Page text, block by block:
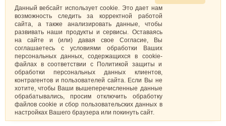
Торт “Boy or girl – 8”
5 000₽/.
ЗАКАЗАТЬ
Данный вебсайт использует cookie. Это дает нам
возможность следить за корректной работой
сайта, а также анализировать данные, чтобы
развивать наши продукты и сервисы. Оставаясь
на сайте и (или) давая свое Согласие, Вы
соглашаетесь с условиями обработки Ваших
персональных данных, содержащихся в cookie-
файлах в соответствии с Политикой защиты и
обработки персональных данных клиентов,
контрагентов и пользователей сайта. Если Вы не
хотите, чтобы Ваши вышеперечисленные данные
обрабатывались, просим отключить обработку
файлов cookie и сбор пользовательских данных в
настройках Вашего браузера или покинуть сайт.